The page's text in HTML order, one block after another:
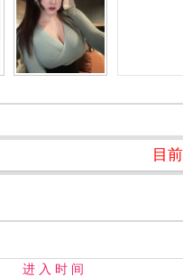
目
进 入 时 间